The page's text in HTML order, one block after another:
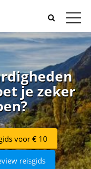
je zeker
voor € 10
reisgids